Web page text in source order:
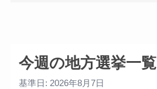
今週の地方選挙一覧
基準日: 2026年8月7日